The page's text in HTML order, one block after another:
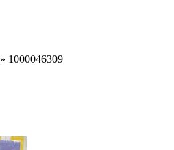
» 1000046309